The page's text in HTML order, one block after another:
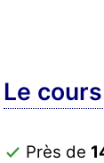
Le
Près de